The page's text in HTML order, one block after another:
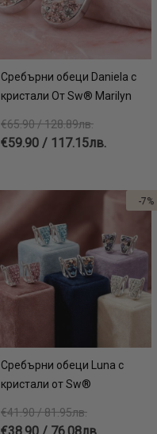
Сребърни обеци Daniela с
кристали От Sw® Marilyn
€65.90 / 128.89лв.
€59.90 / 117.15лв.
Сребърни обеци Luna с
кристали от Sw®
€41.90 / 81.95лв.
-7%